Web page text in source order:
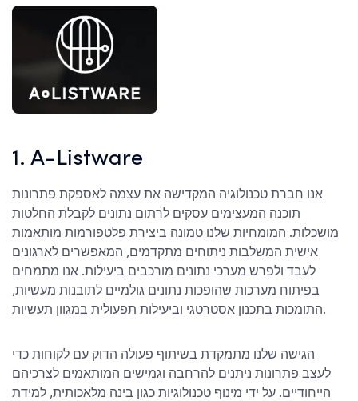
1. A-Listware
אנו חברת טכנולוגיה המקדישה את עצמה לאספקת פתרונות
תוכנה המעצימים עסקים לרתום נתונים לקבלת החלטות
מושכלות. המומחיות שלנו טמונה ביצירת פלטפורמות מותאמות
אישית המשלבות ניתוחים מתקדמים, המאפשרים לארגונים
לעבד ולפרש מערכי נתונים מורכבים ביעילות. אנו מתמחים
בפיתוח מערכות שהופכות נתונים גולמיים לתובנות מעשיות,
התומכות בתכנון אסטרטגי וביעילות תפעולית במגוון תעשיות.
הגישה שלנו מתמקדת בשיתוף פעולה הדוק עם לקוחות כדי
לעצב פתרונות ניתנים להרחבה וגמישים המותאמים לצרכיהם
הייחודיים. על ידי מינוף טכנולוגיות כגון בינה מלאכותית, למידת